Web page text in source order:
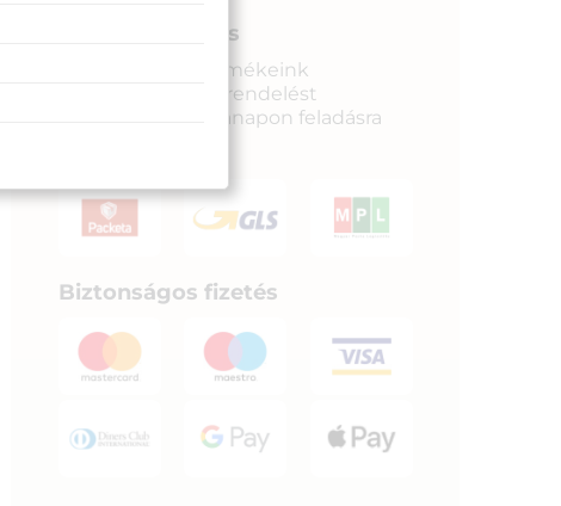
Gyors kiszállítás
Raktáron lévő termékeink
legkésőbb a megrendelést
követkető munkanapon feladásra
Biztonságos fizetés